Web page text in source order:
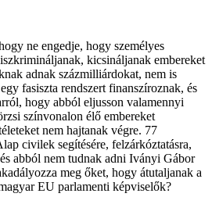
ne engedje, hogy személyes
kicsináljanak embereket
adnak százmilliárdokat, nem is
fasiszta rendszert finanszíroznak, és
hogy abból eljusson valamennyi
színvonalon élő embereket
nem hajtanak végre. 77
civilek segítésére, felzárkóztatásra,
abból nem tudnak adni Iványi Gábor
meg őket, hogy átutaljanak a
EU parlamenti képviselők?